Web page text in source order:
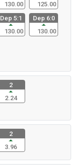
130.00
125.00
Dep 5:1
130.00
Dep 6:0
130.00
2
2.24
2
3.96